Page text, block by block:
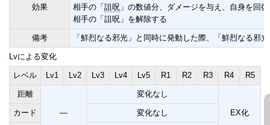
効果
相手の「 詛呪 」の数値分、ダメージを与え、自身を回
相手の「詛呪」を解除する
備考 「鮮烈なる邪光」と同時に発動した際、「鮮烈なる邪
Lvによる変化
レベル Lv1 Lv2 Lv3 Lv4 Lv5 R1 R2 R3 R4 R5
距離
―
変化なし
EX化
カード 変化なし